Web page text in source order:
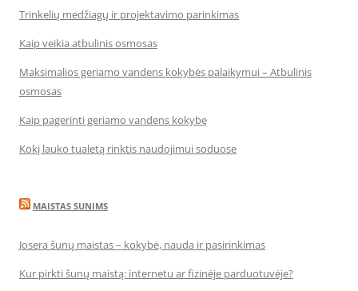
Trinkelių medžiagų ir projektavimo parinkimas
Kaip veikia atbulinis osmosas
Maksimalios geriamo vandens kokybės palaikymui – Atbulinis
osmosas
Kaip pagerinti geriamo vandens kokybę
Kokį lauko tualetą rinktis naudojimui soduose
MAISTAS SUNIMS
Josera šunų maistas – kokybė, nauda ir pasirinkimas
Kur pirkti šunų maistą: internetu ar fizinėje parduotuvėje?